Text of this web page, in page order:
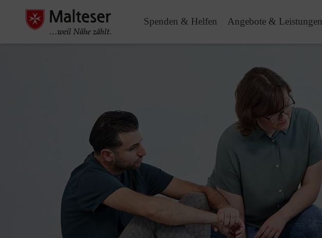
Spenden & Helfen Angebote & Leistungen